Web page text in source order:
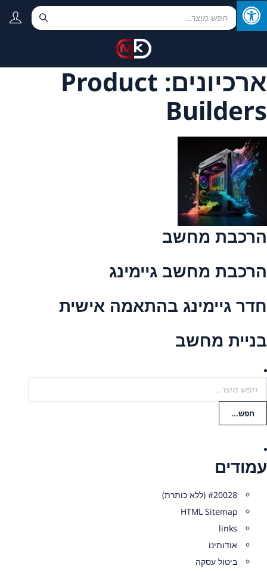
ארכיונים: Product
Builders
הרכבת מחשב
הרכבת מחשב גיימינג
חדר גיימינג בהתאמה אישית
בניית מחשב
עמודים
#20028 (ללא כותרת)
HTML Sitemap
links
אודותינו
ביטול עסקה